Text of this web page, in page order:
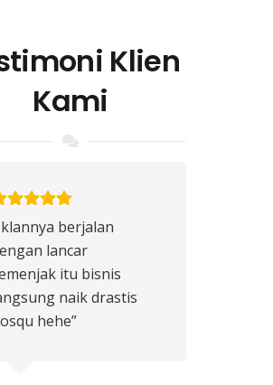
Klien
Kami
berjalan
lancar
itu bisnis
naik drastis
hehe”